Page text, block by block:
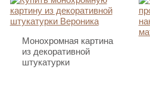
Монохромная картина
из декоративной
штукатурки